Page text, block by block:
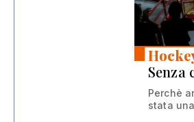
28 lug
Senza
Perchè
stata